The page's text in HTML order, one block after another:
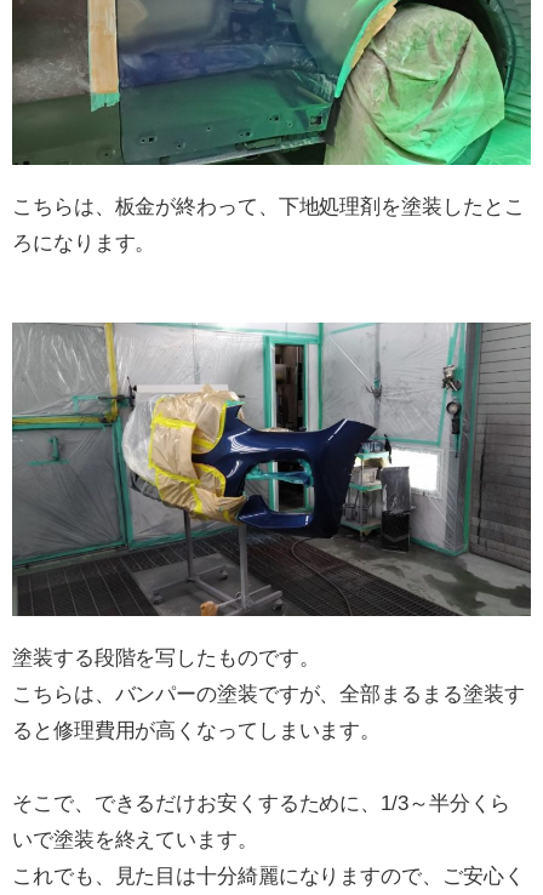
こちらは、板金が終わって、下地処理剤を塗装したとこ
ろになります。
塗装する段階を写したものです。
こちらは、バンパーの塗装ですが、全部まるまる塗装す
ると修理費用が高くなってしまいます。
そこで、できるだけお安くするために、1/3～半分くら
いで塗装を終えています。
これでも、見た目は十分綺麗になりますので、ご安心く